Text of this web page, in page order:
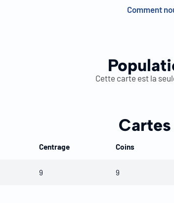
Comment
Cette carte est la
Centrage Coins
9 9